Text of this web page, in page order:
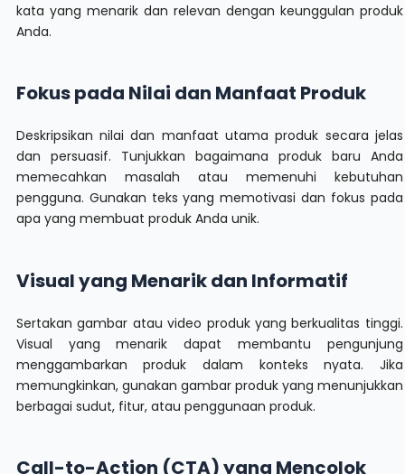
kata yang menarik dan relevan dengan keunggulan produk
Anda.
Fokus pada Nilai dan Manfaat Produk
Deskripsikan nilai dan manfaat utama produk secara jelas
dan persuasif. Tunjukkan bagaimana produk baru Anda
memecahkan masalah atau memenuhi kebutuhan
pengguna. Gunakan teks yang memotivasi dan fokus pada
apa yang membuat produk Anda unik.
Visual yang Menarik dan Informatif
Sertakan gambar atau video produk yang berkualitas tinggi.
Visual yang menarik dapat membantu pengunjung
menggambarkan produk dalam konteks nyata. Jika
memungkinkan, gunakan gambar produk yang menunjukkan
berbagai sudut, fitur, atau penggunaan produk.
Call-to-Action (CTA) yang Mencolok